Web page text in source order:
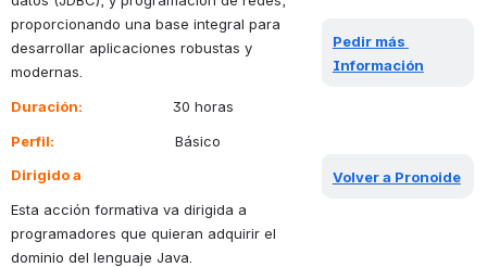
proporcionando una base integral para
desarrollar aplicaciones robustas y
modernas.
Duración:
30 horas
Perfil:
Básico
Dirigido a
Esta acción formativa va dirigida a
programadores que quieran adquirir el
dominio del lenguaje Java.
Pedir más
Información
Volver a Pronoide